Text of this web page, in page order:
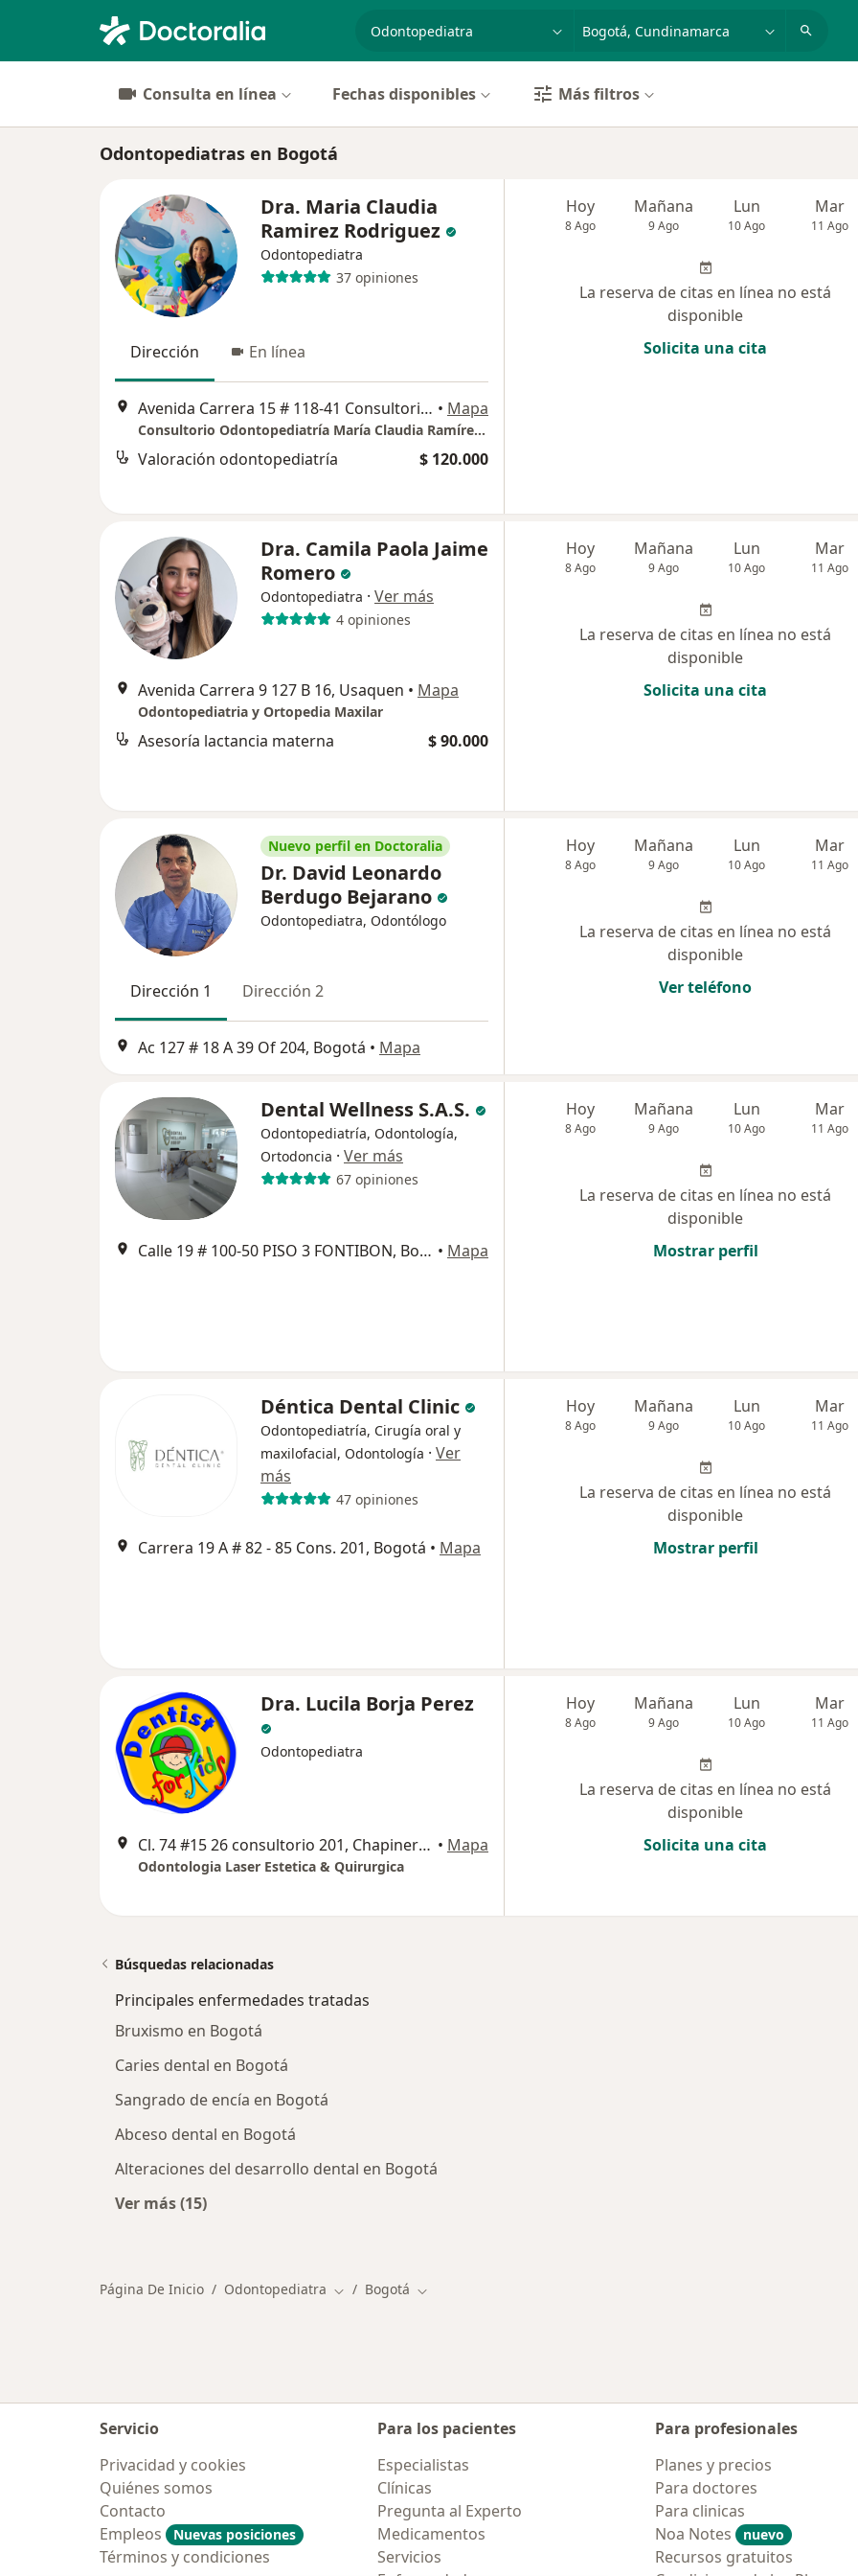
especialidad, enfermedad o nombre
p. ej. Bogotá
Consulta en línea Fechas disponibles Más filtros
Odontopediatras en Bogotá
Dra. Maria Claudia
Ramirez Rodriguez
Odontopediatra
37 opiniones
Dirección En línea
Avenida Carrera 15 # 118-41 Consultorio 611, Bogotá • Mapa
Consultorio Odontopediatría María Claudia Ramírez Rodríguez
Valoración odontopediatría $ 120.000
Hoy
8 Ago
Mañana
9 Ago
Lun
10 Ago
Mar
11 Ago
La reserva de citas en línea no está
disponible
Solicita una cita
Dra. Camila Paola Jaime
Romero
Odontopediatra · Ver más
4 opiniones
Avenida Carrera 9 127 B 16, Usaquen • Mapa
Odontopediatria y Ortopedia Maxilar
Asesoría lactancia materna $ 90.000
Hoy
8 Ago
Mañana
9 Ago
Lun
10 Ago
Mar
11 Ago
La reserva de citas en línea no está
disponible
Solicita una cita
Nuevo perfil en Doctoralia
Dr. David Leonardo
Berdugo Bejarano
Odontopediatra, Odontólogo
Dirección 1 Dirección 2
Ac 127 # 18 A 39 Of 204, Bogotá • Mapa
Hoy
8 Ago
Mañana
9 Ago
Lun
10 Ago
Mar
11 Ago
La reserva de citas en línea no está
disponible
Ver teléfono
Dental Wellness S.A.S.
Odontopediatría, Odontología,
Ortodoncia · Ver más
67 opiniones
Calle 19 # 100-50 PISO 3 FONTIBON, Bogotá • Mapa
Hoy
8 Ago
Mañana
9 Ago
Lun
10 Ago
Mar
11 Ago
La reserva de citas en línea no está
disponible
Mostrar perfil
Déntica Dental Clinic
Odontopediatría, Cirugía oral y
maxilofacial, Odontología · Ver
más
47 opiniones
Carrera 19 A # 82 - 85 Cons. 201, Bogotá • Mapa
Hoy
8 Ago
Mañana
9 Ago
Lun
10 Ago
Mar
11 Ago
La reserva de citas en línea no está
disponible
Mostrar perfil
Dra. Lucila Borja Perez
Odontopediatra
Cl. 74 #15 26 consultorio 201, Chapinero, Bogotá,, Bogotá • Mapa
Odontologia Laser Estetica & Quirurgica
Hoy
8 Ago
Mañana
9 Ago
Lun
10 Ago
Mar
11 Ago
La reserva de citas en línea no está
disponible
Solicita una cita
Búsquedas relacionadas
Principales enfermedades tratadas
Bruxismo en Bogotá
Caries dental en Bogotá
Sangrado de encía en Bogotá
Abceso dental en Bogotá
Alteraciones del desarrollo dental en Bogotá
Ver más (15)
Página De Inicio Odontopediatra Cambiar de ciudad
Bogotá Cambiar de ciudad
Servicio
Privacidad y cookies
Quiénes somos
Contacto
Empleos
Nuevas posiciones
Términos y condiciones
Para los pacientes
Especialistas
Clínicas
Pregunta al Experto
Medicamentos
Servicios
Para profesionales
Planes y precios
Para doctores
Para clinicas
Noa Notes
nuevo
Recursos gratuitos